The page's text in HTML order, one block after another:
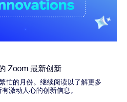
Zoom 最新创新
忙的月份。继续阅读以了解更多
激动人心的创新信息。